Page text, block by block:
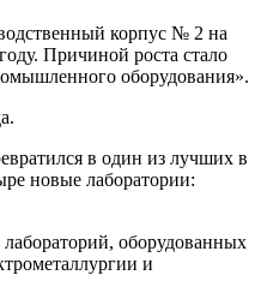
корпус № 2 на
Причиной роста стало
оборудования».
в один из лучших в
новые лаборатории:
оборудованных
и